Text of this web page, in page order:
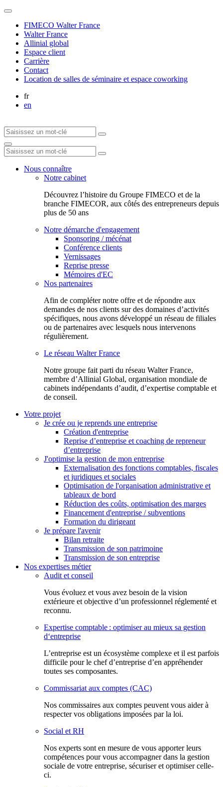
FIMECO Walter France
Walter France
Allinial global
Espace client
Carrière
Contact
Location de salles de séminaire et espace coworking
fr
en
Nous connaître
Notre cabinet
Découvrez l’histoire du Groupe FIMECO et de la
branche FIMECOR, aux côtés des entrepreneurs depuis
plus de 50 ans
Notre démarche d'engagement
Sponsoring / mécénat
Conférence clients
Vernissages
Reprise presse
Mémoires d'EC
Nos partenaires
Afin de compléter notre offre et de répondre aux
demandes de nos clients sur des domaines d’activités
spécifiques, nous avons développé un réseau de filiales
ou de partenaires avec lesquels nous intervenons
régulièrement.
Le réseau Walter France
Notr​e groupe fait parti du réseau Walter France,
membre d’Allinial Global, organisation mondiale de
cabinets indépendants d’audit, d’expertise comptable et
de conseil.
Votre projet
Je crée ou je reprends une entreprise
Création d'entreprise
Reprise d’entreprise et coaching de repreneur
d’entreprise
J'optimise la gestion de mon entreprise
Externalisation des fonctions comptables, fiscales
et juridiques et sociales
Optimisation de l'organisation administrative et
tableaux de bord
Réduction des coûts, optimisation des marges
Financement d'entreprise / subventions
Formation du dirigeant
Je prépare l'avenir
Bilan retraite
Transmission de son patrimoine
Transmission de son entreprise
Nos expertises métier
Audit et conseil
Vous évoluez et vous avez besoin de la vision
extérieure et objective d’un professionnel réglementé et
reconnu.
Expertise comptable : optimiser au mieux sa gestion
d‘entreprise
L’entreprise est un écosystème complexe et il est parfois
difficile pour le chef d’entreprise d’en appréhender
toutes ses composantes.
Commissariat aux comptes (CAC)
Nos commissaires aux comptes peuvent vous aider à
respecter vos obligations imposées par la loi.
Social et RH
Nos experts sont en mesure de vous apporter leurs
compétences pour vous accompagner dans la gestion
sociale de votre entreprise, sécuriser et optimiser celle-
ci.